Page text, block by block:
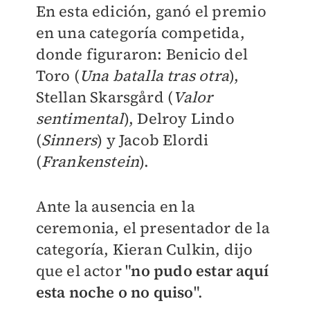
En esta edición, ganó el premio
en una categoría competida,
donde figuraron: Benicio del
Toro (Una batalla tras otra),
Stellan Skarsgård (Valor
sentimental), Delroy Lindo
(Sinners) y Jacob Elordi
(Frankenstein).
Ante la ausencia en la
ceremonia, el presentador de la
categoría, Kieran Culkin, dijo
que el actor "no pudo estar aquí
esta noche o no quiso".